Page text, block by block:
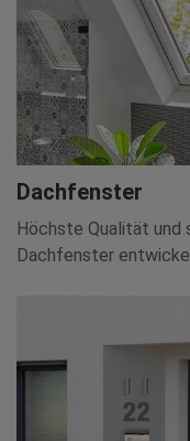
Dachfenster
Höchste Qualität und
Dachfenster